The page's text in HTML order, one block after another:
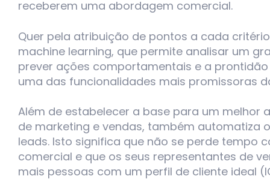
receberem uma abordagem comercial.
Quer pela atribuição de pontos a cada
machine learning, que permite analisar um
prever ações comportamentais e a
uma das funcionalidades mais promissoras
Além de estabelecer a base para um melhor
de marketing e vendas, também automatiza
leads. Isto significa que não se perde tempo
comercial e que os seus representantes de
mais pessoas com um perfil de cliente ideal